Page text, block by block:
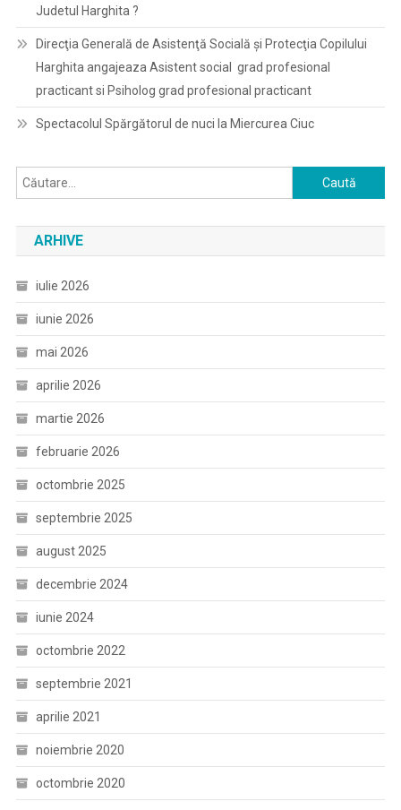
Judetul Harghita ?
Direcţia Generală de Asistenţă Socială şi Protecţia Copilului
Harghita angajeaza Asistent social grad profesional
practicant si Psiholog grad profesional practicant
Spectacolul Spărgătorul de nuci la Miercurea Ciuc
Caută
după:
ARHIVE
iulie 2026
iunie 2026
mai 2026
aprilie 2026
martie 2026
februarie 2026
octombrie 2025
septembrie 2025
august 2025
decembrie 2024
iunie 2024
octombrie 2022
septembrie 2021
aprilie 2021
noiembrie 2020
octombrie 2020